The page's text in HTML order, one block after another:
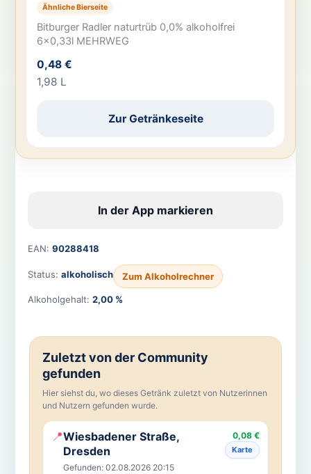
Ähnliche Bierseite
Bitburger Radler naturtrüb 0,0% alkoholfrei
6×0,33l MEHRWEG
0,48 €
1,98 L
Zur Getränkeseite
In der App markieren
EAN: 90288418
Status: alkoholisch Zum Alkoholrechner
Alkoholgehalt: 2,00 %
Zuletzt von der Community
gefunden
Hier siehst du, wo dieses Getränk zuletzt von Nutzerinnen
und Nutzern gefunden wurde.
📍Wiesbadener Straße,
Dresden
Gefunden: 02.08.2026 20:15
0,08 €
Karte